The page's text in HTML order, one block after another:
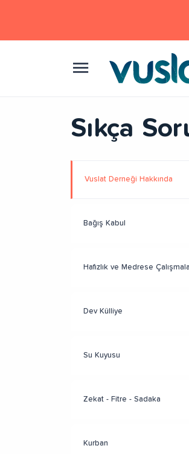
Sıkça
Vuslat Derneği Hakkında
Bağış Kabul
Hafızlık ve Medrese
Dev Külliye
Su Kuyusu
Zekat - Fitre - Sadaka
Kurban